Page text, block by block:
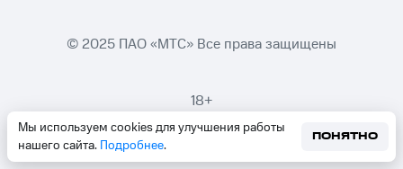
Мы используем cookies для улучшения работы
нашего сайта. Подробнее.
ПОНЯТНО
© 2025 ПАО «МТС» Все права защищены
18+